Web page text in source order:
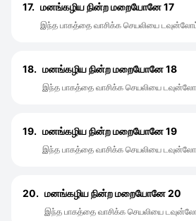
17. மனங்கழிய நின்ற மறையோனே 17
இந்த பாகத்தை வாசிக்க செயலியை
18. மனங்கழிய நின்ற மறையோனே 18
இந்த பாகத்தை வாசிக்க செயலியை
19. மனங்கழிய நின்ற மறையோனே 19
இந்த பாகத்தை வாசிக்க செயலியை
20. மனங்கழிய நின்ற மறையோனே 20
இந்த பாகத்தை வாசிக்க செயலியை